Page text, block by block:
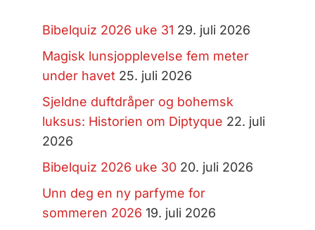
Bibelquiz 2026 uke 31 29. juli 2026
Magisk lunsjopplevelse fem meter
under havet 25. juli 2026
Sjeldne duftdråper og bohemsk
luksus: Historien om Diptyque 22. juli
2026
Bibelquiz 2026 uke 30 20. juli 2026
Unn deg en ny parfyme for
sommeren 2026 19. juli 2026